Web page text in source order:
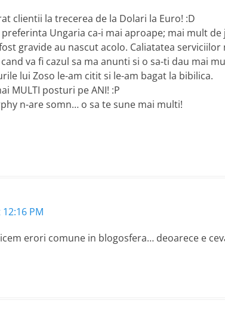
clientii la trecerea de la Dolari la Euro! :D
Ungaria ca-i mai aproape; mai mult
gravide au nascut acolo. Caliatatea
va fi cazul sa ma anunti si o sa-ti dau mai
lui Zoso le-am citit si le-am bagat la bibilica.
MULTI posturi pe ANI! :P
n-are somn… o sa te sune mai multi!
PM
erori comune in blogosfera… deoarece e